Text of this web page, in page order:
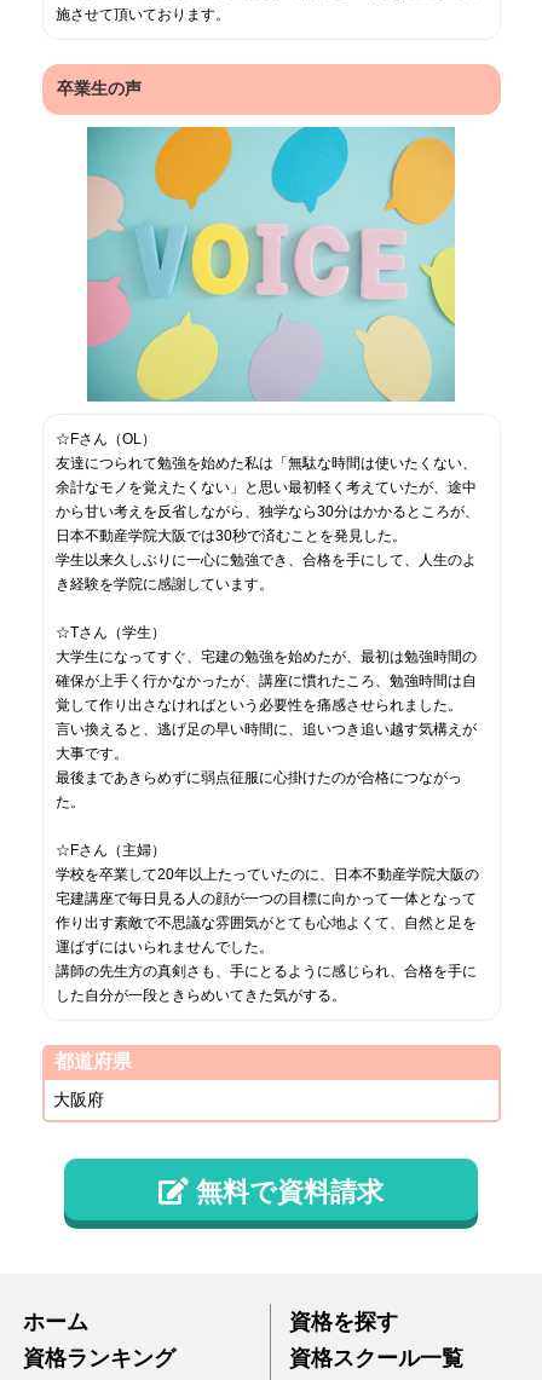
施させて頂いております。
卒業生の声
☆Fさん（OL）
友達につられて勉強を始めた私は「無駄な時間は使いたくない、
余計なモノを覚えたくない」と思い最初軽く考えていたが、途中
から甘い考えを反省しながら、独学なら30分はかかるところが、
日本不動産学院大阪では30秒で済むことを発見した。
学生以来久しぶりに一心に勉強でき、合格を手にして、人生のよ
き経験を学院に感謝しています。
☆Tさん（学生）
大学生になってすぐ、宅建の勉強を始めたが、最初は勉強時間の
確保が上手く行かなかったが、講座に慣れたころ、勉強時間は自
覚して作り出さなければという必要性を痛感させられました。
言い換えると、逃げ足の早い時間に、追いつき追い越す気構えが
大事です。
最後まであきらめずに弱点征服に心掛けたのが合格につながっ
た。
☆Fさん（主婦）
学校を卒業して20年以上たっていたのに、日本不動産学院大阪の
宅建講座で毎日見る人の顔が一つの目標に向かって一体となって
作り出す素敵で不思議な雰囲気がとても心地よくて、自然と足を
運ばずにはいられませんでした。
講師の先生方の真剣さも、手にとるように感じられ、合格を手に
した自分が一段ときらめいてきた気がする。
都道府県
大阪府
無料で資料請求
ホーム
資格を探す
資格ランキング
資格スクール一覧